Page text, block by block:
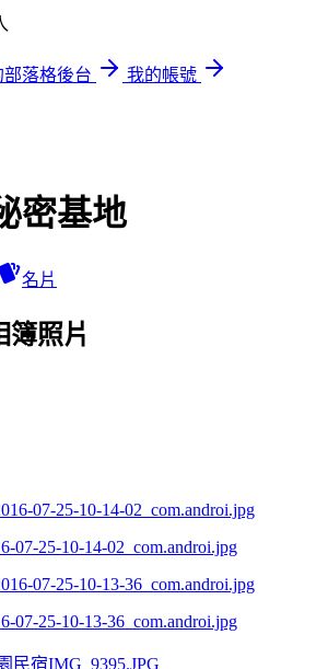
部落格後台
我的帳號
密基地
名片
簿照片
07-25-10-14-02_com.androi.jpg
07-25-10-13-36_com.androi.jpg